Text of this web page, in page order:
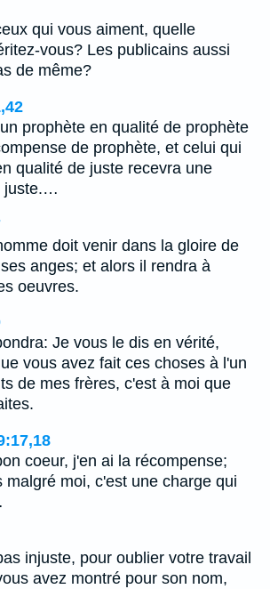
qui vous aiment, quelle
vous? Les publicains aussi
de même?
prophète en qualité de prophète
de prophète, et celui qui
qualité de juste recevra une
juste.…
doit venir dans la gloire de
anges; et alors il rendra à
oeuvres.
Je vous le dis en vérité,
vous avez fait ces choses à l'un
de mes frères, c'est à moi que
coeur, j'en ai la récompense;
malgré moi, c'est une charge qui
injuste, pour oublier votre travail
avez montré pour son nom,